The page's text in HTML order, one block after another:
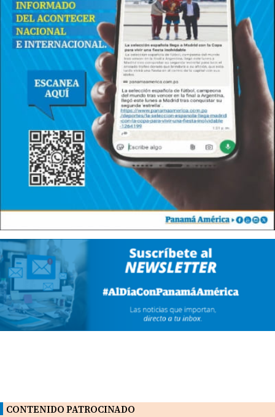
CONTENIDO PATROCINADO